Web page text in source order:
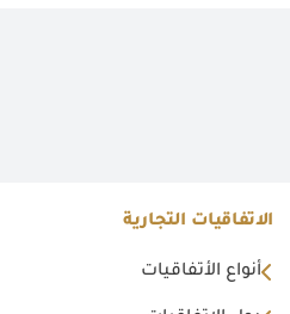
الاتفاقيات التجارية
أنواع الأتفاقيات